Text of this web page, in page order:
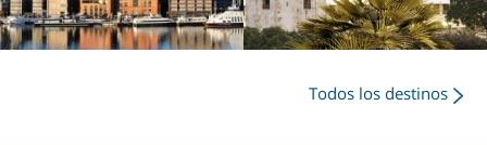
Todos los destinos